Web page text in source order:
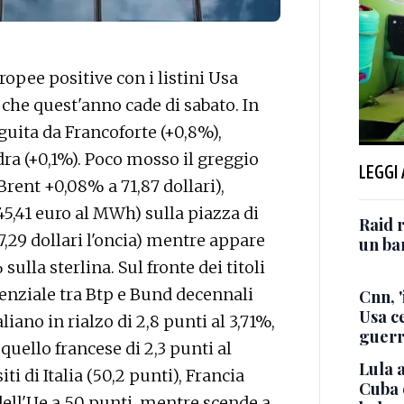
positive con i listini Usa
quest'anno cade di sabato. In
da Francoforte (+0,8%),
(+0,1%). Poco mosso il greggio
+0,08% a 71,87 dollari),
euro al MWh) sulla piazza di
dollari l'oncia) mentre appare
sulla sterlina. Sul fronte dei titoli
tra Btp e Bund decennali
in rialzo di 2,8 punti al 3,71%,
francese di 2,3 punti al
di Italia (50,2 punti), Francia
LEGGI
Raid
un
Cnn,
Usa
Lula
Cuba